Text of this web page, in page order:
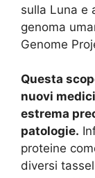
sulla Luna e
genoma
Genome
Questa
nuovi
estrema
patologie.
proteine
diversi